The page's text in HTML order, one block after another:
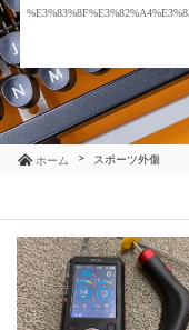
ホーム スポーツ外傷
お知らせ
ブログ
コラム
アクセス